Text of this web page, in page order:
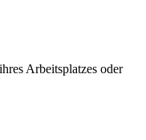
Arbeitsplatzes oder